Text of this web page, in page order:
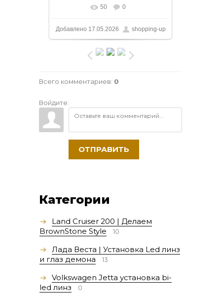
В реальном размере
356.3Kb
50 0
Добавлено 17.05.2026 shopping-up
Всего комментариев: 0
Войдите:
ОТПРАВИТЬ
Категории
Land Cruiser 200 | Делаем
BrownStone Style
10
Лада Веста | Установка Led линз
и глаз демона
13
Volkswagen Jetta установка bi-
led линз
0